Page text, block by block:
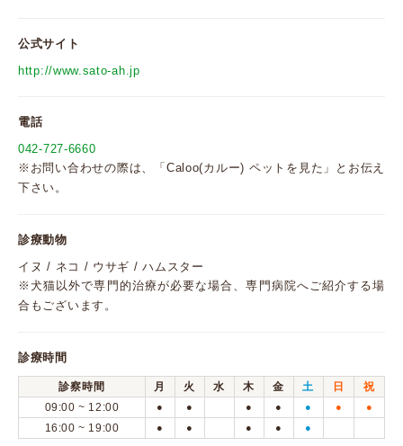
公式サイト
http://www.sato-ah.jp
電話
042-727-6660
※お問い合わせの際は、「Caloo(カルー) ペットを見た」とお伝え
下さい。
診療動物
イヌ / ネコ / ウサギ / ハムスター
※犬猫以外で専門的治療が必要な場合、専門病院へご紹介する場
合もございます。
診療時間
診察時間 月 火 水 木 金 土 日
祝
09:00 ~ 12:00
● ● ● ● ● ● ●
16:00 ~ 19:00 ● ● ● ● ●